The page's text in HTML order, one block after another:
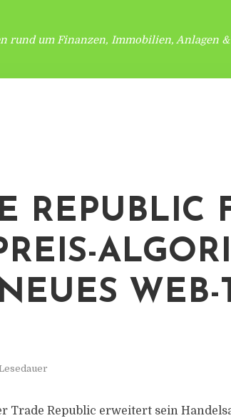
rund um Finanzen, Immobilien, Anlagen
REPUBLIC
Trade Republic erweitert sein